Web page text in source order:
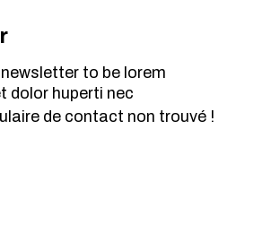
to be lorem
dolor huperti nec
de contact non trouvé !